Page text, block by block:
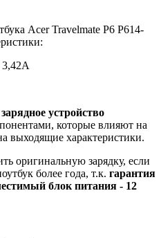
Acer Travelmate P6 P614-
3,42A
зарядное устройство
которые влияют на
выходящие характеристики.
оригинальную зарядку, если
более года, т.к. гарантия
блок питания - 12